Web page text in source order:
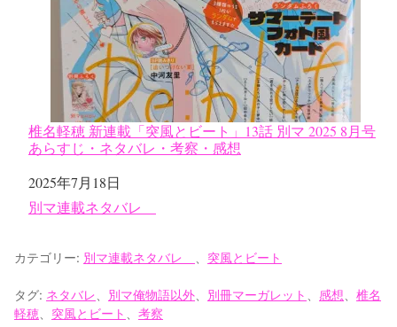
椎名軽穂 新連載「突風とビート」13話 別マ 2025 8月号
あらすじ・ネタバレ・考察・感想
日付
2025年7月18日
関連理由
別マ連載ネタバレ
カテゴリー: 別マ連載ネタバレ 、 突風とビート
タグ: ネタバレ、 別マ俺物語以外、 別冊マーガレット 、 感想、 椎名
軽穂、 突風とビート 、 考察